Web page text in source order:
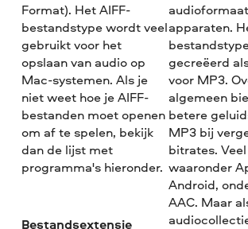
Format). Het AIFF-
bestandstype wordt veel
gebruikt voor het
opslaan van audio op
Mac-systemen. Als je
niet weet hoe je AIFF-
bestanden moet openen
om af te spelen, bekijk
dan de lijst met
programma's hieronder.
Bestandsextensie
apparaten.
gecreëerd
voor MP3.
algemeen
betere
MP3 bij
bitrates.
waaronder
Android,
AAC. Maar